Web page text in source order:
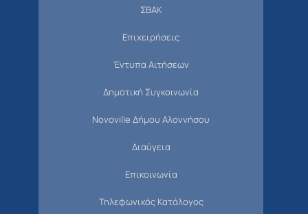
ΣΒΑΚ
Επιχειρήσεις
Έντυπα Αιτήσεων
Δημοτική Συγκοινωνία
Novoville Δήμου Αλοννήσου
Διαύγεια
Επικοινωνία
Τηλεφωνικός Κατάλογος